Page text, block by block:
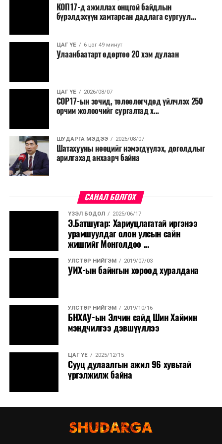
КОП17-д ажиллах онцгой байдлын
бүрэлдэхүүн хамтарсан дадлага сургуул...
ЦАГ ҮЕ 6 цаг 49 минут
Улаанбаатарт өдөртөө 20 хэм дулаан
ЦАГ ҮЕ 2026/08/07
COP17-ын зочид, төлөөлөгчдөд үйлчлэх 250
орчим жолоочийг сургалтад х...
ШУДАРГА МЭДЭЭ 2026/08/07
Шатахууны нөөцийг нэмэгдүүлэх, доголдлыг
арилгахад анхаарч байна
САНАЛ БОЛГОХ
ҮЗЭЛ БОДОЛ 2025/06/17
Э.Батшугар: Хариуцлагатай иргэнээ
урамшуулдаг олон улсын сайн
жишгийг Монголдоо ...
УЛСТӨР НИЙГЭМ 2019/07/03
УИХ-ын байнгын хороод хуралдана
УЛСТӨР НИЙГЭМ 2019/10/16
БНХАУ-ын Элчин сайд Шин Хаймин
мэндчилгээ дэвшүүллээ
ЦАГ ҮЕ 2025/12/15
Сууц дулаалгын ажил 96 хувьтай
үргэлжилж байна